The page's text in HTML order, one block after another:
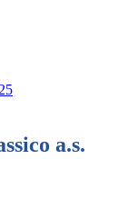
a.s.